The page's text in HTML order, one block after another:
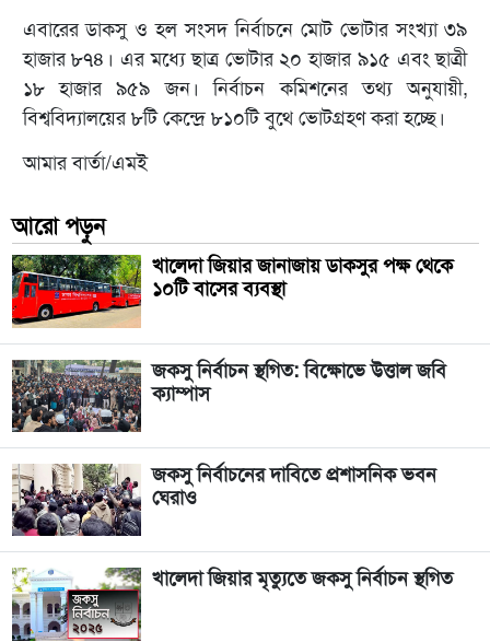
এবারের ডাকসু ও হল সংসদ নির্বাচনে মোট ভোটার সংখ্যা ৩৯
হাজার ৮৭৪। এর মধ্যে ছাত্র ভোটার ২০ হাজার ৯১৫ এবং ছাত্রী
১৮ হাজার ৯৫৯ জন। নির্বাচন কমিশনের তথ্য অনুযায়ী,
বিশ্ববিদ্যালয়ের ৮টি কেন্দ্রে ৮১০টি বুথে ভোটগ্রহণ করা হচ্ছে।
আমার বার্তা/এমই
আরো পড়ুন
খালেদা জিয়ার জানাজায় ডাকসুর পক্ষ থেকে
১০টি বাসের ব্যবস্থা
জকসু নির্বাচন স্থগিত: বিক্ষোভে উত্তাল জবি
ক্যাম্পাস
জকসু নির্বাচনের দাবিতে প্রশাসনিক ভবন
ঘেরাও
খালেদা জিয়ার মৃত্যুতে জকসু নির্বাচন স্থগিত